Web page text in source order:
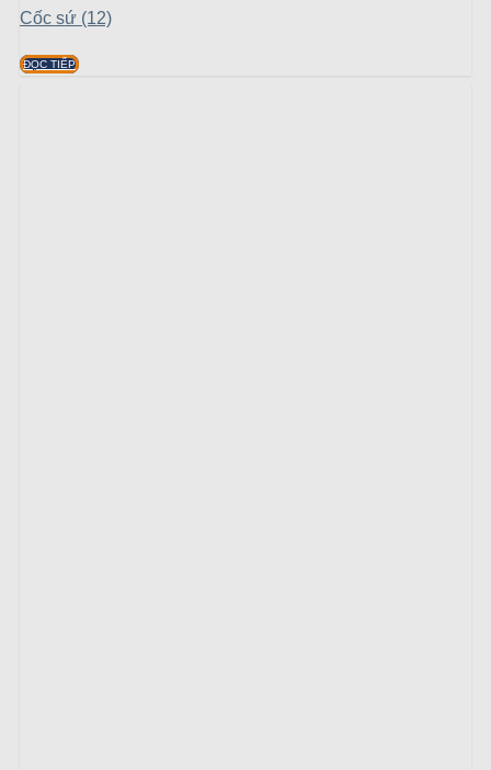
Cốc sứ (12)
ĐỌC TIẾP